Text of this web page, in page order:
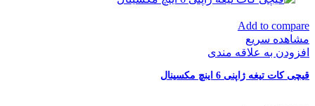
Add to compare
مشاهده سریع
افزودن به علاقه مندی
قیچی کات تیغه ژاپنی 6 اینچ مکسینال